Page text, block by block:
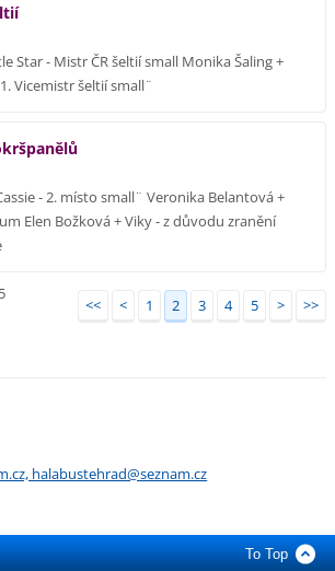
Star - Mistr ČR šeltií small Monika Šaling +
Vicemistr šeltií small¨
- 2. místo small¨ Veronika Belantová +
Elen Božková + Viky - z důvodu zranění
<< < 1 2 3 4 5 > >>
halabustehrad@seznam.cz
To Top